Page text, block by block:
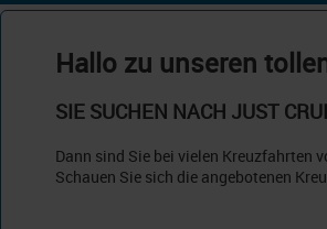
Hallo zu unseren
SIE SUCHEN NACH JUST
Dann sind Sie bei vielen Kreuzfahrten
Schauen Sie sich die angebotenen